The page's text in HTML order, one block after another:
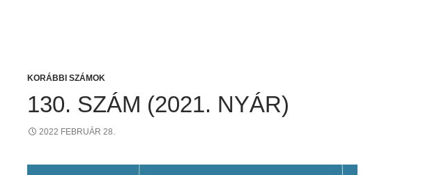
KORÁBBI SZÁMOK
130. SZÁM (2021. NYÁR)
2022 FEBRUÁR 28.